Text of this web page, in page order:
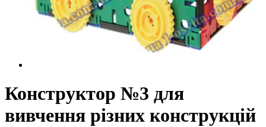
Конструктор №3 для
вивчення різних конструкцій